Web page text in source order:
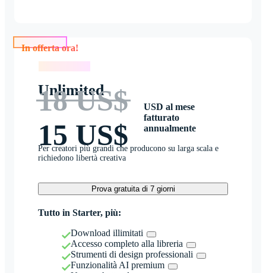
Unlimited
18 US$
15 US$
USD al mese
fatturato
annualmente
Per creatori più grandi che producono su larga scala e
richiedono libertà creativa
Prova gratuita di 7 giorni
Tutto in Starter, più:
Download illimitati
Accesso completo alla libreria
Strumenti di design professionali
Funzionalità AI premium